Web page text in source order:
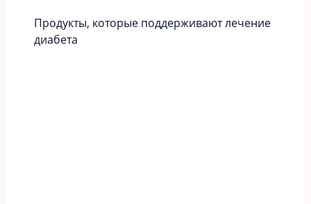
Продукты, которые поддерживают лечение
диабета